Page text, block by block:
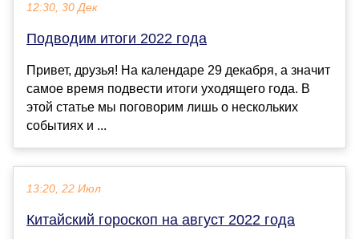
12:30, 30 Дек
Подводим итоги 2022 года
Привет, друзья! На календаре 29 декабря, а значит
самое время подвести итоги уходящего года. В
этой статье мы поговорим лишь о нескольких
событиях и ...
13:20, 22 Июл
Китайский гороскоп на август 2022 года